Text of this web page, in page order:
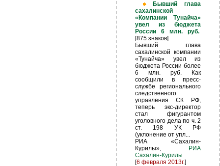
Бывший глава
сахалинской
«Компании Тунайча»
увел из бюджета
России 6 млн. руб.
[875 знаков]
Бывший глава
сахалинской компании
«Тунайча» увел из
бюджета России более
6 млн. руб. Как
сообщили в пресс-
службе регионального
следственного
управления СК РФ,
теперь экс-директор
стал фигурантом
уголовного дела по ч. 2
ст. 198 УК РФ
(уклонение от упл...
РИА «Сахалин-
Курилы»,
РИА
Сахалин-Курилы
[6 февраля 2013г.]